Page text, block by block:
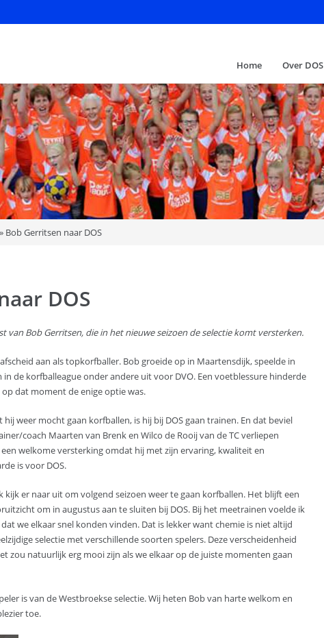
Home Over DOS
» Bob Gerritsen naar DOS
DOS
van Bob Gerritsen, die in het nieuwe seizoen de selectie komt versterken.
aan als topkorfballer. Bob groeide op in Maartensdijk, speelde in
in de korfballeague onder andere uit voor DVO. Een voetblessure hinderde
dat moment de enige optie was.
weer mocht gaan korfballen, is hij bij DOS gaan trainen. En dat beviel
coach Maarten van Brenk en Wilco de Rooij van de TC verliepen
welkome versterking omdat hij met zijn ervaring, kwaliteit en
is voor DOS.
kijk er naar uit om volgend seizoen weer te gaan korfballen. Het blijft een
om in augustus aan te sluiten bij DOS. Bij het meetrainen voelde ik
we elkaar snel konden vinden. Dat is lekker want chemie is niet altijd
selectie met verschillende soorten spelers. Deze verscheidenheid
zou natuurlijk erg mooi zijn als we elkaar op de juiste momenten gaan
is van de Westbroekse selectie. Wij heten Bob van harte welkom en
toe.